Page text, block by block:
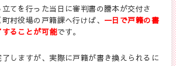
てを行った当日に審判書の謄本が交付さ
村役場の戸籍課へ行けば、 一日で戸籍の書
ることが可能です。
了しますが、実際に戸籍が書き換えられるに